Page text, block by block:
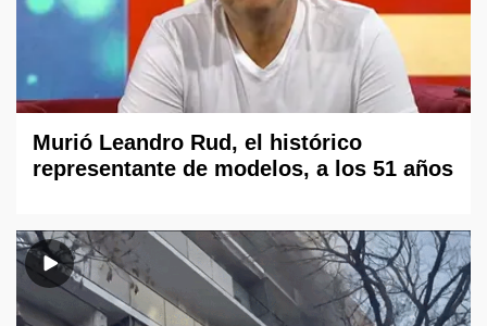
Murió Leandro Rud, el histórico
representante de modelos, a los 51 años